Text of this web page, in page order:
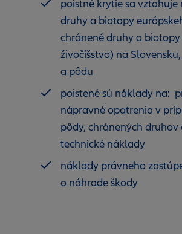
poistné krytie sa vzťahuje
druhy a biotopy
chránené druhy a
živočíšstvo) na
a pôdu
poistené sú náklady na:
nápravné opatrenia v
pôdy, chránených
technické náklady
náklady právneho
o náhrade škody